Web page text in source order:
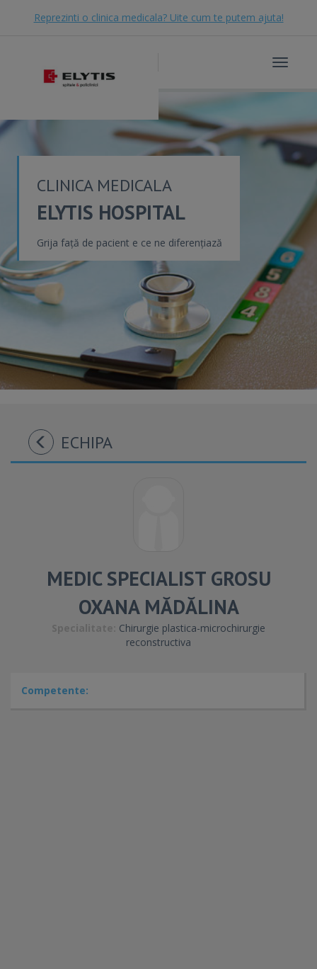
Reprezinti o clinica medicala? Uite cum te putem ajuta!
Toggle
CLINICA MEDICALA
ELYTIS HOSPITAL
Grija față de pacient e ce ne diferențiază
ECHIPA
MEDIC SPECIALIST GROSU
OXANA MĂDĂLINA
Chirurgie plastica-microchirurgie
reconstructiva
Competente: